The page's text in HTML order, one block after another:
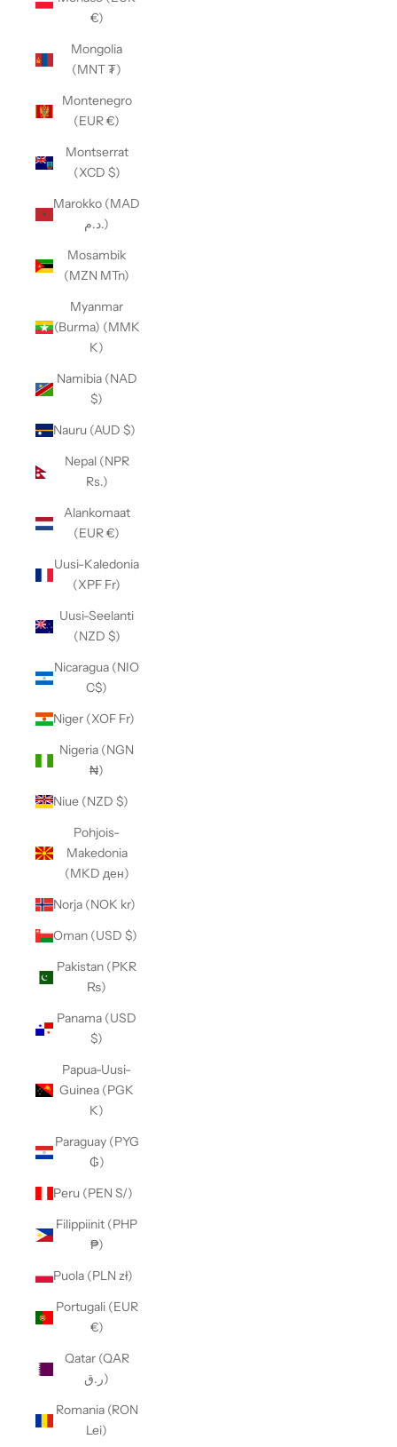
€)
Mongolia
(MNT ₮)
Montenegro
(EUR €)
Montserrat
(XCD $)
Marokko (MAD
د.م.)
Mosambik
(MZN MTn)
Myanmar
(Burma) (MMK
K)
Namibia (NAD
$)
Nauru (AUD $)
Nepal (NPR
Rs.)
Alankomaat
(EUR €)
Uusi-Kaledonia
(XPF Fr)
Uusi-Seelanti
(NZD $)
Nicaragua (NIO
C$)
Niger (XOF Fr)
Nigeria (NGN
₦)
Niue (NZD $)
Pohjois-
Makedonia
(MKD ден)
Norja (NOK kr)
Oman (USD $)
Pakistan (PKR
₨)
Panama (USD
$)
Papua-Uusi-
Guinea (PGK
K)
Paraguay (PYG
₲)
Peru (PEN S/)
Filippiinit (PHP
₱)
Puola (PLN zł)
Portugali (EUR
€)
Qatar (QAR
ر.ق)
Romania (RON
Lei)